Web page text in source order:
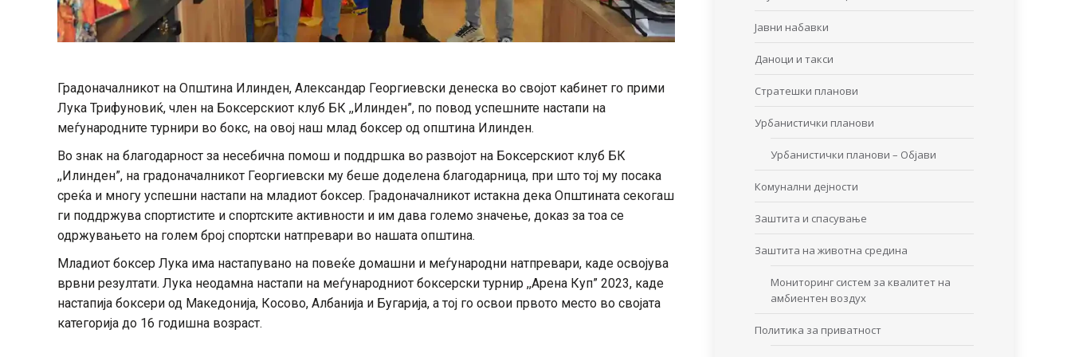
Градоначалникот на Општина Илинден, Александар Георгиевски денеска во својот кабинет го прими
Лука Трифуновиќ, член на Боксерскиот клуб БК ,,Илинден”, по повод успешните настапи на
меѓународните турнири во бокс, на овој наш млад боксер од општина Илинден.
Во знак на благодарност за несебична помош и поддршка во развојот на Боксерскиот клуб БК
,,Илинден”, на градоначалникот Георгиевски му беше доделена благодарница, при што тој му посака
среќа и многу успешни настапи на младиот боксер. Градоначалникот истакна дека Општината секогаш
ги поддржува спортистите и спортските активности и им дава големо значење, доказ за тоа се
одржувањето на голем број спортски натпревари во нашата општина.
Младиот боксер Лука има настапувано на повеќе домашни и меѓународни натпревари, каде освојува
врвни резултати. Лука неодамна настапи на меѓународниот боксерски турнир ,,Арена Куп” 2023, каде
настапија боксери од Македонија, Косово, Албанија и Бугарија, а тој го освои првото место во својата
категорија до 16 годишна возраст.
Јавни набавки
Даноци и такси
Стратешки планови
Урбанистички планови
Урбанистички планови – Објави
Комунални дејности
Заштита и спасување
Заштита на животна средина
Мониторинг систем за квалитет на
амбиентен воздух
Политика за приватност